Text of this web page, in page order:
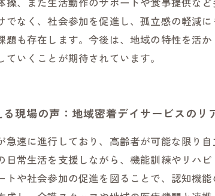
でなく、社会参加を促進し、孤立感の軽減
題も存在します。今後は、地域の特性を活
ていくことが期待されています。
る現場の声：地域密着デイサービスのリ
急速に進行しており、高齢者が可能な限り
日常生活を支援しながら、機能訓練やリハ
トや社会参加の促進を図ることで、認知機